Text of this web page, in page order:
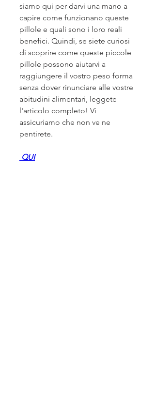
siamo qui per darvi una mano a
capire come funzionano queste
pillole e quali sono i loro reali
benefici. Quindi, se siete curiosi
di scoprire come queste piccole
pillole possono aiutarvi a
raggiungere il vostro peso forma
senza dover rinunciare alle vostre
abitudini alimentari, leggete
l'articolo completo! Vi
assicuriamo che non ve ne
pentirete.
QUI